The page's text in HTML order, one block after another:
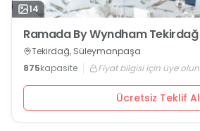
14
Ramada By Wyndham Tekirdağ
Tekirdağ, Süleymanpaşa
875kapasite Fiyat bilgisi için üye olun
Ücretsiz Teklif Al